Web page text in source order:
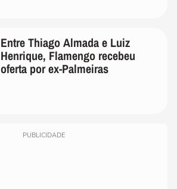
Entre Thiago Almada e Luiz
Henrique, Flamengo recebeu
oferta por ex-Palmeiras
PUBLICIDADE